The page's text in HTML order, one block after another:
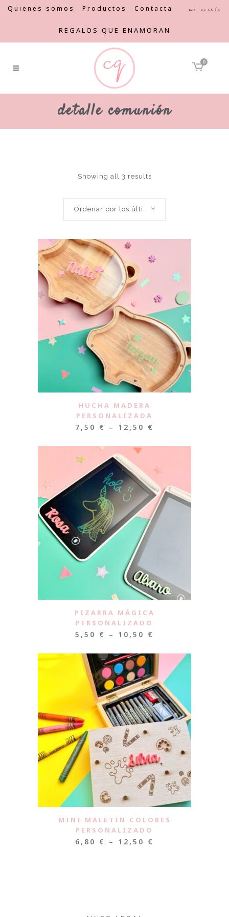
Quienes somos Productos Contacta Mi cuenta
REGALOS QUE ENAMORAN
0
detalle comunión
Showing all 3 results
Ordenar por los últimos
HUCHA MADERA
PERSONALIZADA
7,50 € – 12,50 €
PIZARRA MÁGICA
PERSONALIZADO
5,50 € – 10,50 €
MINI MALETIN COLORES
PERSONALIZADO
6,80 € – 12,50 €